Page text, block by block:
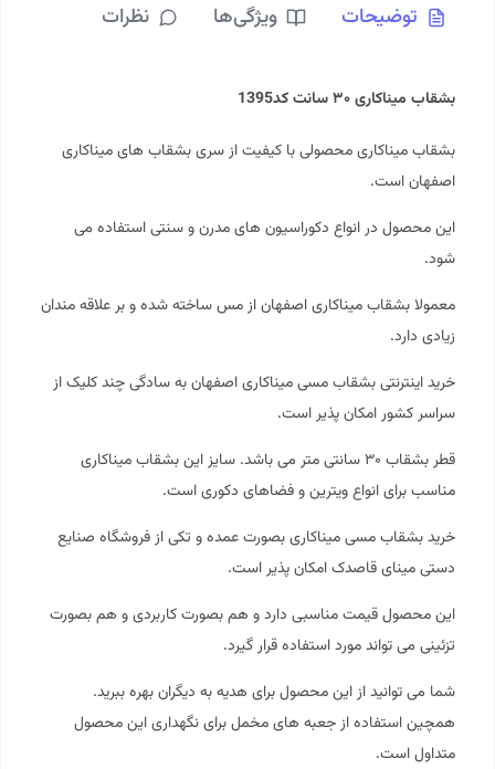
توضیحات ویژگی‌ها نظرات
بشقاب میناکاری ۳۰ سانت کد1395
بشقاب میناکاری محصولی با کیفیت از سری بشقاب های میناکاری
اصفهان است.
این محصول در انواع دکوراسیون های مدرن و سنتی استفاده می
شود.
معمولا بشقاب میناکاری اصفهان از مس ساخته شده و بر علاقه مندان
زیادی دارد.
خرید اینترنتی بشقاب مسی میناکاری اصفهان به سادگی چند کلیک از
سراسر کشور امکان پذیر است.
قطر بشقاب ۳۰ سانتی متر می باشد. سایز این بشقاب
میناکاری
مناسب برای انواع ویترین و فضاهای دکوری است.
خرید بشقاب مسی میناکاری بصورت عمده و تکی از فروشگاه صنایع
دستیمینای قاصدکامکان پذیر است.
این محصول قیمت مناسبی دارد و هم بصورت کاربردی و هم بصورت
تزئینی می تواند مورد استفاده قرار گیرد.
شما می توانید از این محصول برای هدیه به دیگران بهره ببرید.
همچین استفاده از جعبه های مخمل برای نگهداری این محصول
متداول است.